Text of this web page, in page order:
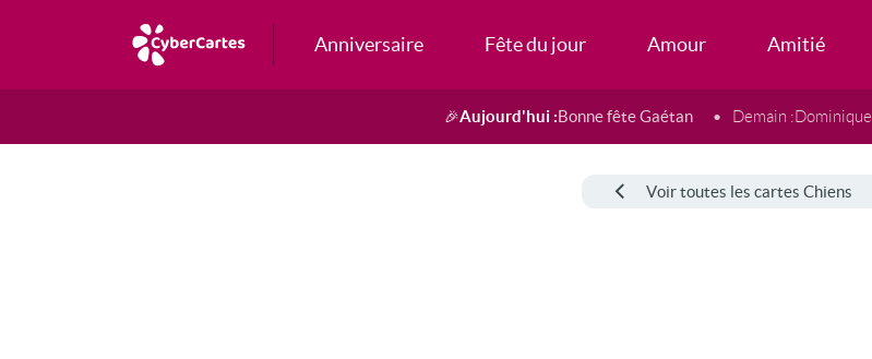
Anniversaire Fête du jour Amour Amitié
🎉Aujourd'hui :Bonne fête Gaétan Demain :Dominique
Voir toutes les cartes Chiens